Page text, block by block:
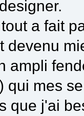
a fait
devenu
ampli
qui mes
que j'ai